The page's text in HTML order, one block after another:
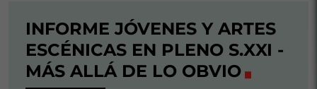
INFORME JÓVENES Y ARTES
ESCÉNICAS EN PLENO S.XXI -
MÁS ALLÁ DE LO OBVIO